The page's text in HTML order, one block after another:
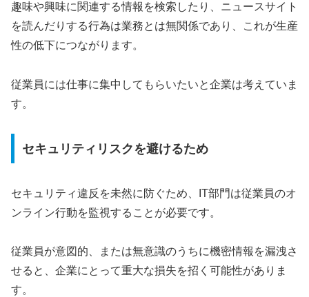
趣味や興味に関連する情報を検索したり、ニュースサイト
を読んだりする行為は業務とは無関係であり、これが生産
性の低下につながります。
従業員には仕事に集中してもらいたいと企業は考えていま
す。
セキュリティリスクを避けるため
セキュリティ違反を未然に防ぐため、IT部門は従業員のオ
ンライン行動を監視することが必要です。
従業員が意図的、または無意識のうちに機密情報を漏洩さ
せると、企業にとって重大な損失を招く可能性がありま
す。